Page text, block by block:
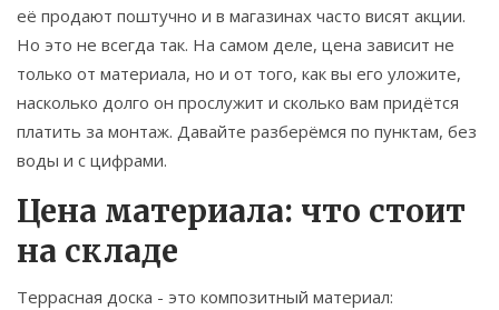
её продают поштучно и в магазинах часто висят акции.
Но это не всегда так. На самом деле, цена зависит не
только от материала, но и от того, как вы его уложите,
насколько долго он прослужит и сколько вам придётся
платить за монтаж. Давайте разберёмся по пунктам, без
воды и с цифрами.
Цена материала: что стоит
на складе
Террасная доска - это композитный материал: